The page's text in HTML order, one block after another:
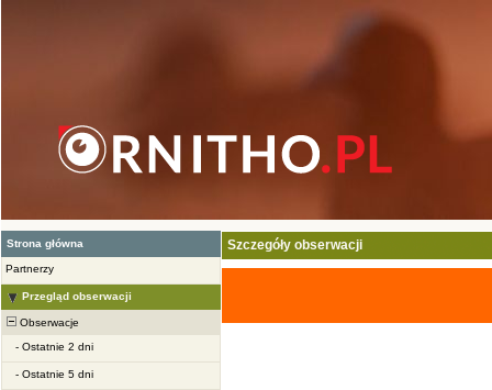
Strona główna
Partnerzy
Przegląd obserwacji
Obserwacje
- Ostatnie 2 dni
- Ostatnie 5 dni
Szczegóły obserwacji